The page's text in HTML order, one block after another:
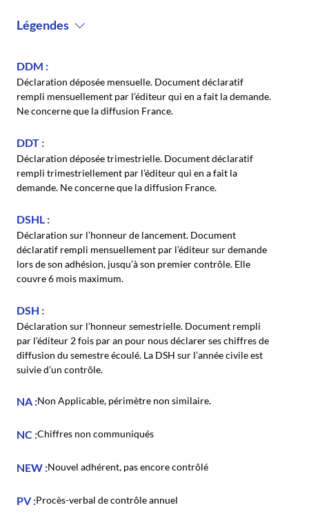
Légendes
DDM
Déclaration déposée mensuelle. Document déclaratif
rempli mensuellement par l’éditeur qui en a fait la demande.
Ne concerne que la diffusion France.
DDT
Déclaration déposée trimestrielle. Document déclaratif
rempli trimestriellement par l’éditeur qui en a fait la
demande. Ne concerne que la diffusion France.
DSHL
Déclaration sur l’honneur de lancement. Document
déclaratif rempli mensuellement par l’éditeur sur demande
lors de son adhésion, jusqu’à son premier contrôle. Elle
couvre 6 mois maximum.
DSH
Déclaration sur l’honneur semestrielle. Document rempli
par l’éditeur 2 fois par an pour nous déclarer ses chiffres de
diffusion du semestre écoulé. La DSH sur l’année civile est
suivie d’un contrôle.
NA Non Applicable, périmètre non similaire.
NC Chiffres non communiqués
NEW Nouvel adhérent, pas encore contrôlé
PV Procès-verbal de contrôle annuel